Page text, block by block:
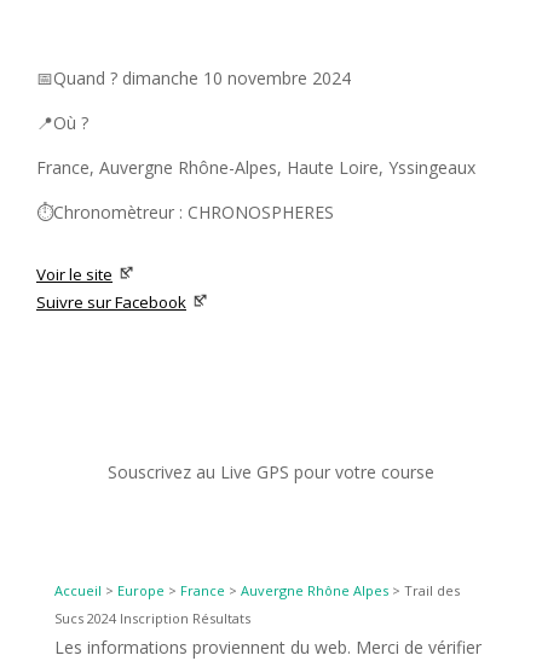
📅Quand ? dimanche 10 novembre 2024
📍Où ?
France, Auvergne Rhône-Alpes, Haute Loire, Yssingeaux
⏱️Chronomètreur : CHRONOSPHERES
Voir le site
Suivre sur Facebook
Souscrivez au Live GPS pour votre course
Accueil > Europe > France > Auvergne Rhône Alpes> Trail des
Sucs 2024 Inscription Résultats
Les informations proviennent du web. Merci de vérifier